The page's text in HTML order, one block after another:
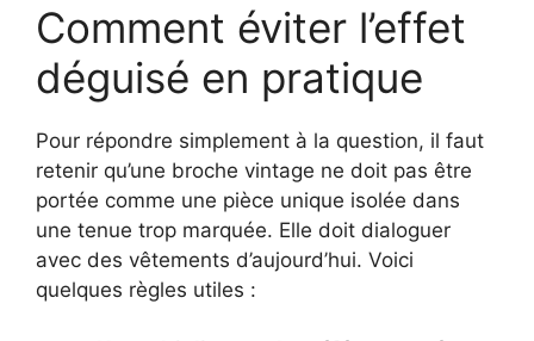
Comment éviter l’effet
déguisé en pratique
Pour répondre simplement à la question, il faut
retenir qu’une broche vintage ne doit pas être
portée comme une pièce unique isolée dans
une tenue trop marquée. Elle doit dialoguer
avec des vêtements d’aujourd’hui. Voici
quelques règles utiles :